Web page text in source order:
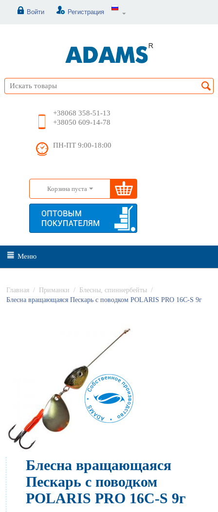
Войти Регистрация
+38068 358-51-13
+38050 609-14-78
ПН-ПТ 9:00-18:00
Корзина пуста
Меню
Главная / Приманки / Блесны, спиннербейты /
Блесна вращающаяся Пескарь с поводком POLARIS PRO 16C-S 9г
Блесна вращающаяся
Пескарь с поводком
POLARIS PRO 16C-S 9г